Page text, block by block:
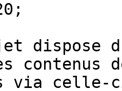
dispose
contenus
via celle-